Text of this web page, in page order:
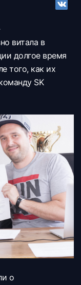
витала в
долгое время
того, как их
SK
о